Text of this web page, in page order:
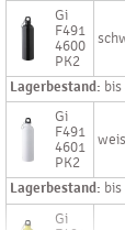
Gi
F491
4600
PK2
Lagerbestand:
Gi
F491
4601
PK2
Lagerbestand:
Gi